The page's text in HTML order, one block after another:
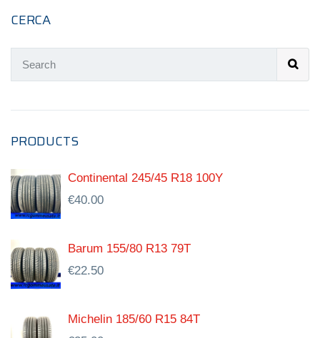
CERCA
PRODUCTS
Continental 245/45 R18 100Y
€40.00
Barum 155/80 R13 79T
€22.50
Michelin 185/60 R15 84T